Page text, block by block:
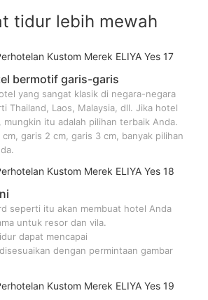
tidur lebih mewah
bermotif garis-garis
yang sangat klasik di negara-negara
Thailand, Laos, Malaysia, dll. Jika hotel
mungkin itu adalah pilihan terbaik Anda.
garis 2 cm, garis 3 cm, banyak pilihan
seperti itu akan membuat hotel Anda
untuk resor dan vila.
dapat mencapai
dengan permintaan gambar